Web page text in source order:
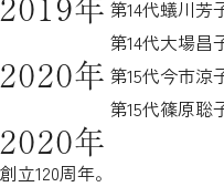
第14代蟻川芳
第14代大場昌
2020年 第15代今市涼
第15代篠原聡
2020年
創立120周年。